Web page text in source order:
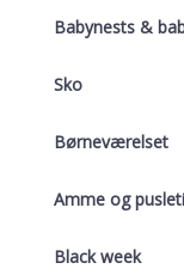
Babynests &
Sko
Børneværelset
Amme og
Black week